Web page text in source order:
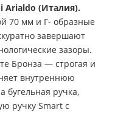
Arialdo (Италия).
70 мм и Г- образные
завершают
зазоры.
Бронза — строгая и
внутреннюю
бугельная ручка,
ручку Smart с